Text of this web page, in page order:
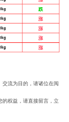
流为目的，请诸位在阅
的权益，请直接留言，立